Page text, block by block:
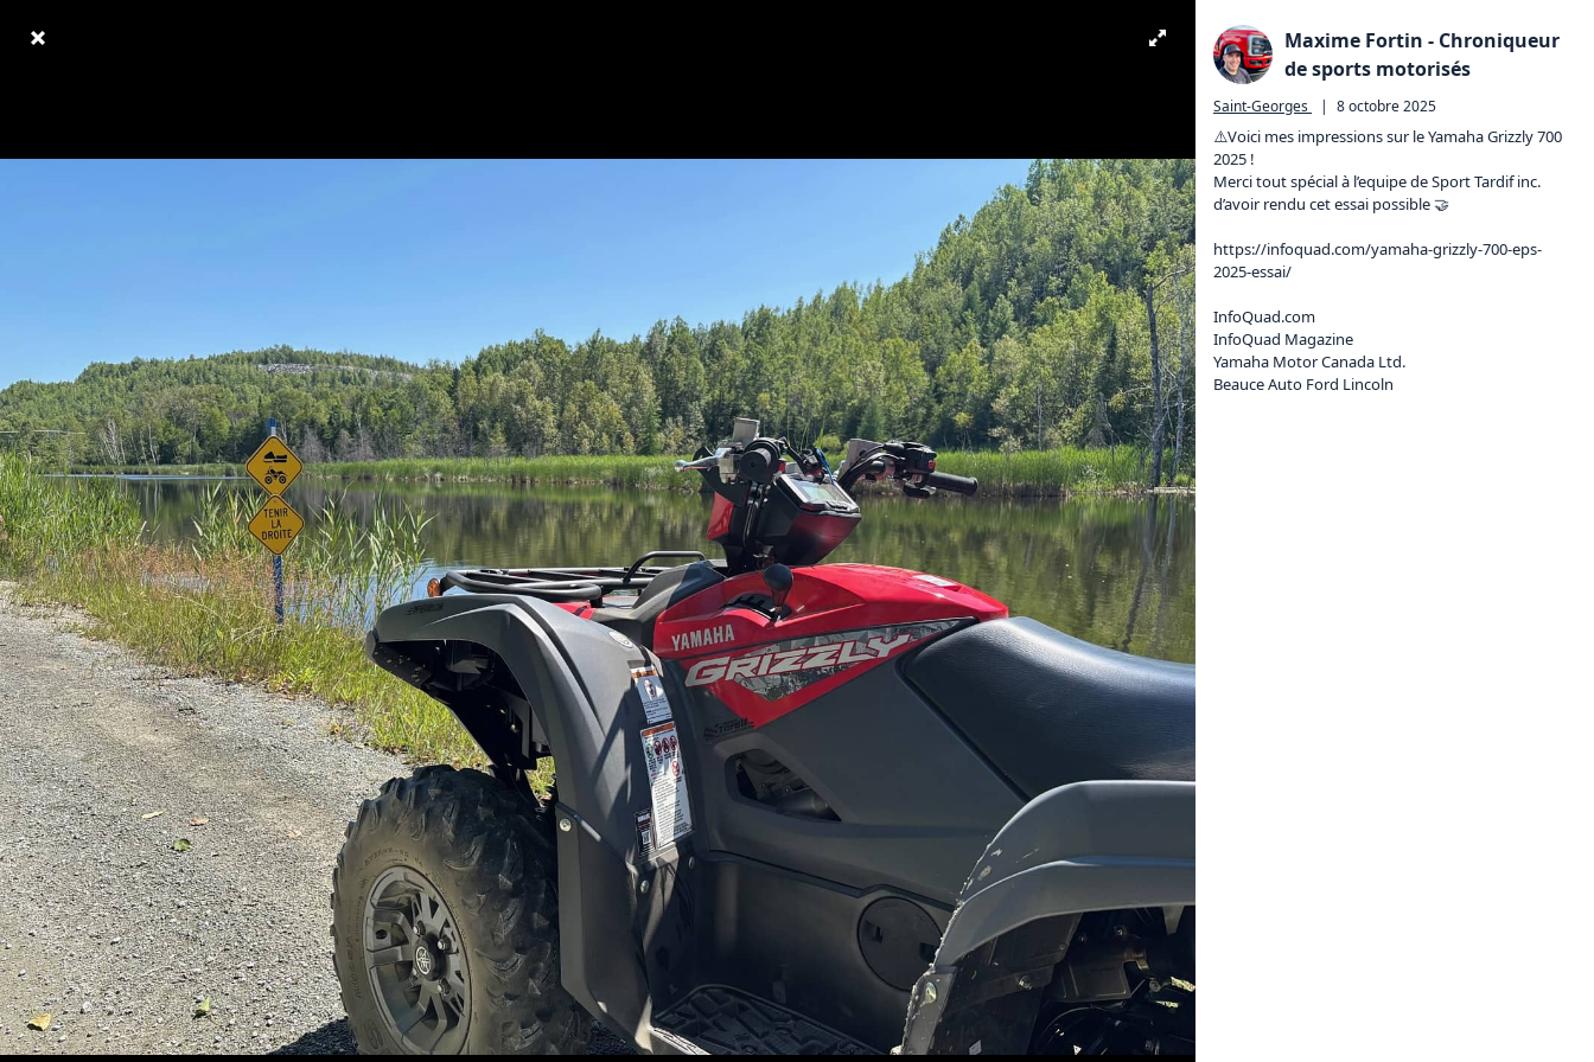
Maxime Fortin - Chroniqueur
de sports motorisés
Saint-Georges | 8 octobre 2025
⚠️Voici mes impressions sur le Yamaha Grizzly 700
2025 !
Merci tout spécial à l’equipe de Sport Tardif inc.
d’avoir rendu cet essai possible 🤝
https://infoquad.com/yamaha-grizzly-700-eps-
2025-essai/
InfoQuad.com
InfoQuad Magazine
Yamaha Motor Canada Ltd.
Beauce Auto Ford Lincoln